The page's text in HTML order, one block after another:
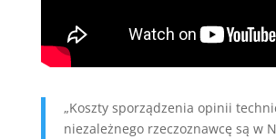
„Koszty sporządzenia opinii
niezależnego rzeczoznawcę są w